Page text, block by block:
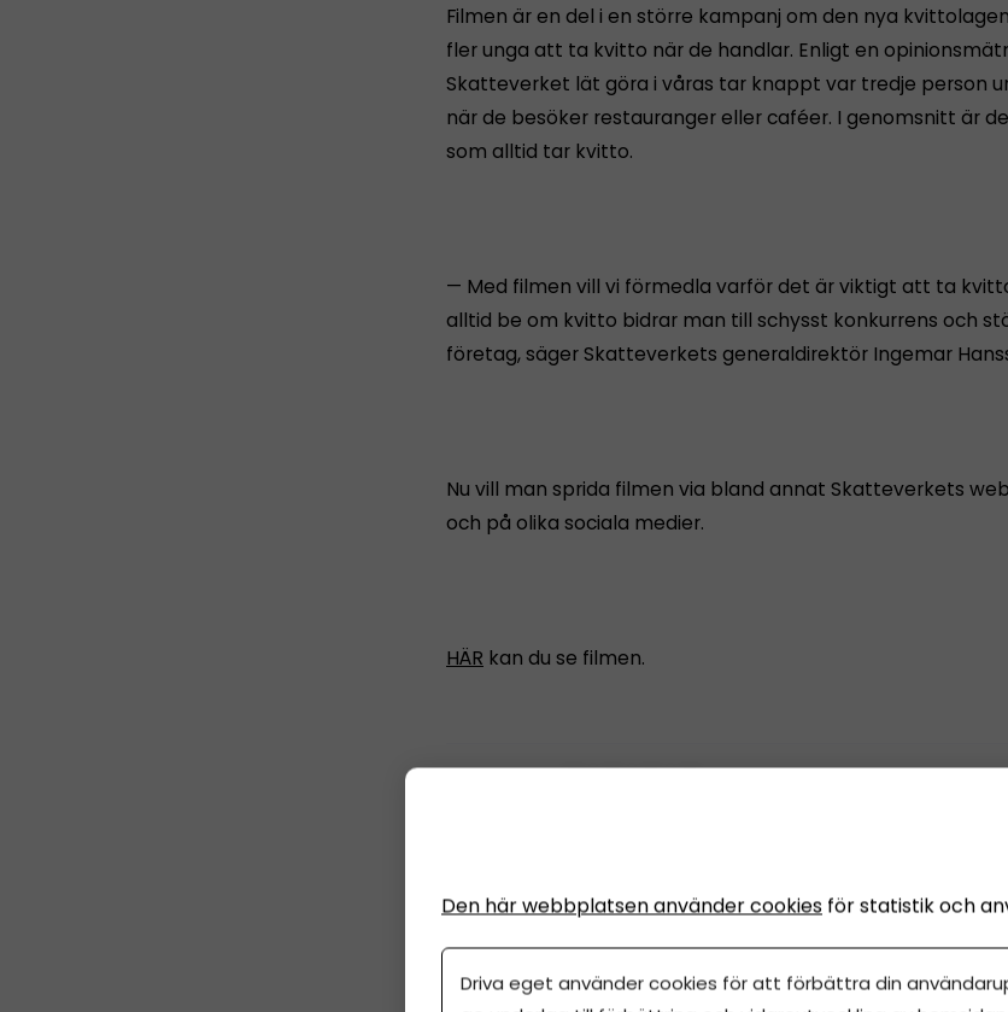
Filmen är en del i en större kampanj om den nya
fler unga att ta kvitto när de handlar. Enligt en
Skatteverket lät göra i våras tar knappt var tredje person
när de besöker restauranger eller caféer. I genomsnitt är
som alltid tar kvitto.
— Med filmen vill vi förmedla varför det är viktigt att ta
alltid be om kvitto bidrar man till schysst konkurrens och
företag, säger Skatteverkets generaldirektör Ingemar
Nu vill man sprida filmen via bland annat Skatteverkets
och på olika sociala medier.
HÄR kan du se filmen.
ANNONS Innehåll frånSpiris
Den här webbplatsen använder cookies för statistik och
Driva eget använder cookies för att förbättra din